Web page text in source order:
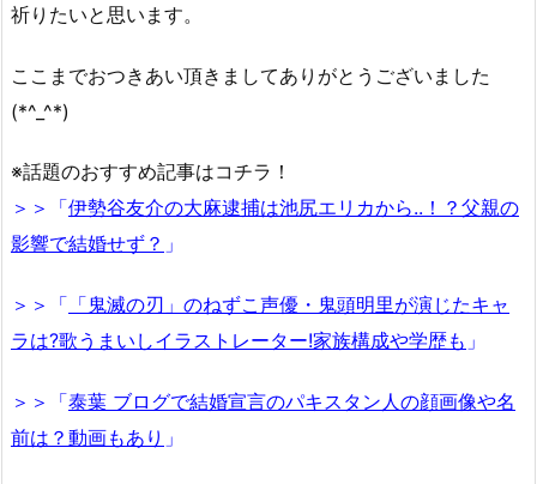
祈りたいと思います。
ここまでおつきあい頂きましてありがとうございました
(*^_^*)
※話題のおすすめ記事はコチラ！
＞＞「伊勢谷友介の大麻逮捕は池尻エリカから..！？父親の
影響で結婚せず？ 」
＞＞「 「鬼滅の刃」のねずこ声優・鬼頭明里が演じたキャ
ラは?歌うまいしイラストレーター!家族構成や学歴も 」
＞＞「泰葉 ブログで結婚宣言のパキスタン人の顔画像や名
前は？動画もあり 」